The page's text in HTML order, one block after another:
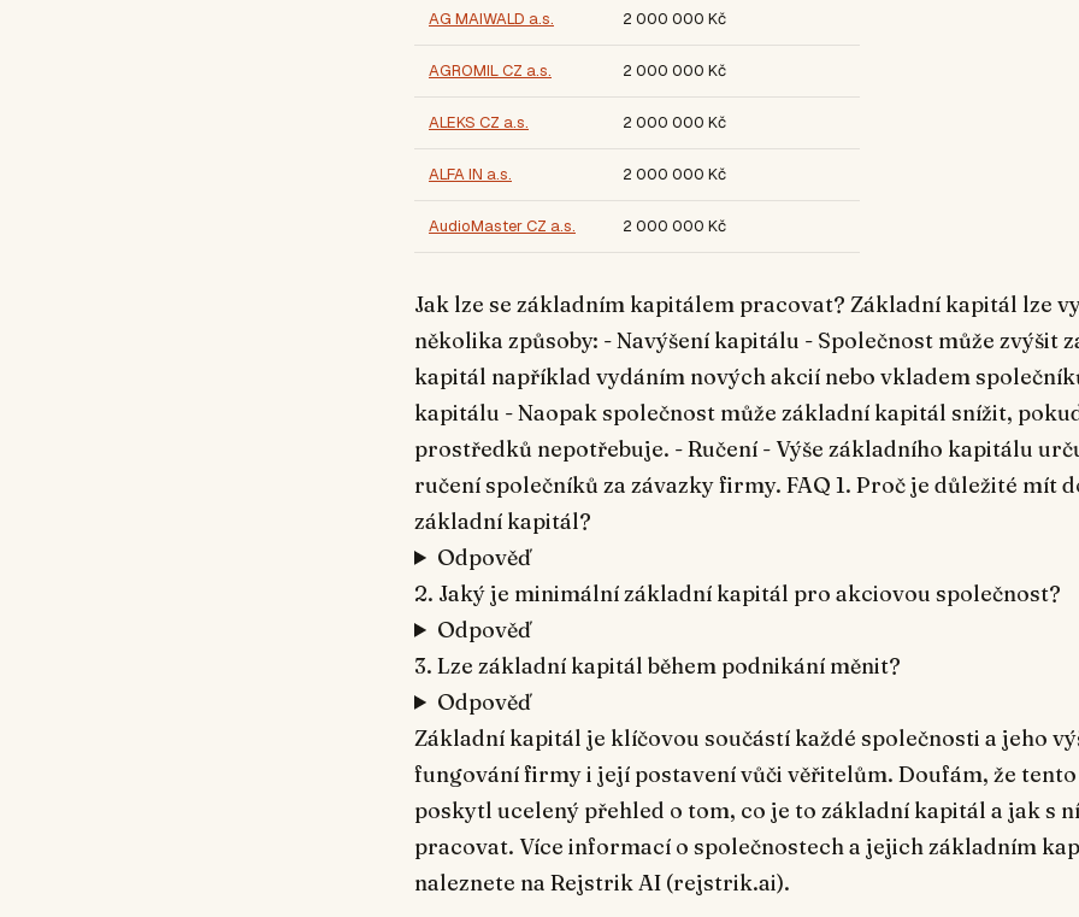
AG MAIWALD a.s. 2 000 000 Kč
AGROMIL CZ a.s. 2 000 000 Kč
ALEKS CZ a.s. 2 000 000 Kč
ALFA IN a.s. 2 000 000 Kč
AudioMaster CZ a.s. 2 000 000 Kč
Jak lze se základním kapitálem pracovat? Základní kapitál lze
několika způsoby: - Navýšení kapitálu - Společnost může zvýšit
kapitál například vydáním nových akcií nebo vkladem
kapitálu - Naopak společnost může základní kapitál snížit,
prostředků nepotřebuje. - Ručení - Výše základního kapitálu
ručení společníků za závazky firmy. FAQ 1. Proč je důležité mít
základní kapitál?
Odpověď
2. Jaký je minimální základní kapitál pro akciovou společnost?
Odpověď
3. Lze základní kapitál během podnikání měnit?
Odpověď
Základní kapitál je klíčovou součástí každé společnosti a jeho
fungování firmy i její postavení vůči věřitelům. Doufám, že
poskytl ucelený přehled o tom, co je to základní kapitál a jak s
pracovat. Více informací o společnostech a jejich základním
naleznete na Rejstrik AI (rejstrik.ai).